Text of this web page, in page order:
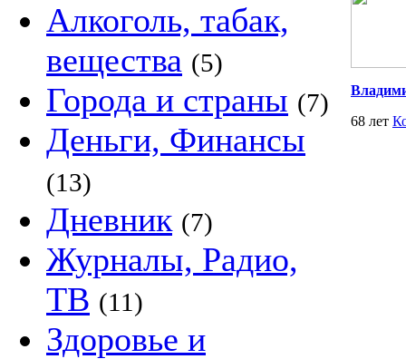
Алкоголь, табак,
вещества (5)
Города и страны (7)
Деньги, Финансы
(13)
Дневник (7)
Журналы, Радио,
ТВ (11)
Здоровье и
68 лет